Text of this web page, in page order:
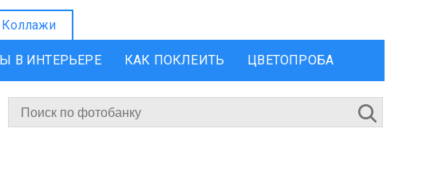
Коллажи
В ИНТЕРЬЕРЕ КАК ПОКЛЕИТЬ ЦВЕТОПРОБА